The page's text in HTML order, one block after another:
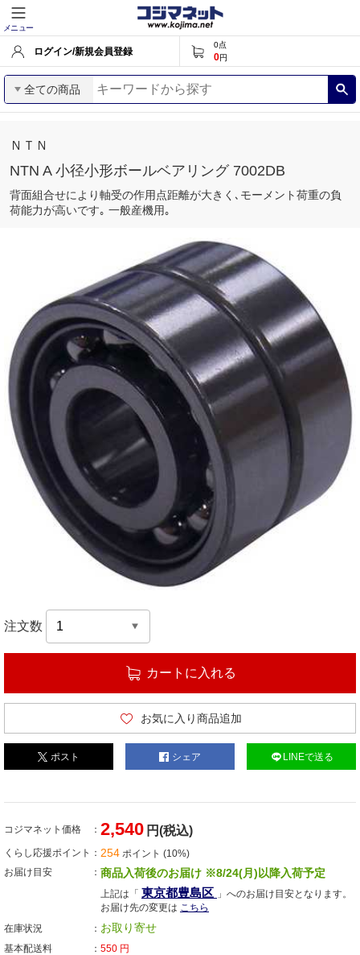
メニュー
ログイン/新規会員登録
0点
0円
全ての商品
ＮＴＮ
NTN A 小径小形ボールベアリング 7002DB
背面組合せにより軸受の作用点距離が大きく､モーメント荷重の負
荷能力が高いです｡ 一般産機用｡
注文数
カートに入れる
お気に入り商品追加
ポスト シェア LINEで送る
コジマネット価格 2,540 円(税込)
くらし応援ポイント 254 ポイント (10%)
お届け目安
商品入荷後のお届け ※8/24(月)以降入荷予定
上記は「 東京都豊島区 」へのお届け目安となります。
お届け先の変更は こちら
在庫状況
お取り寄せ
基本配送料 550 円